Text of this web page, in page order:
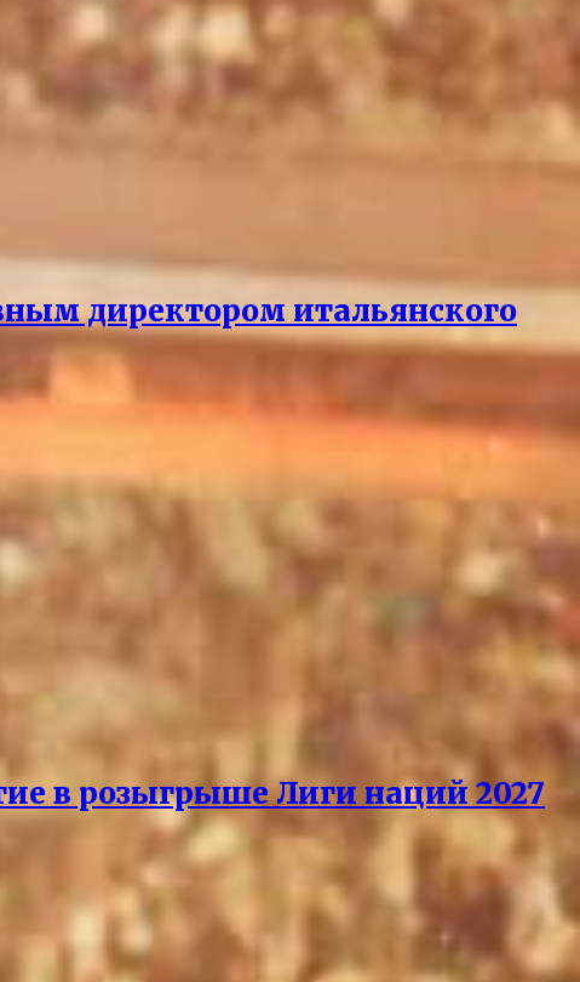
директором итальянского
в розыгрыше Лиги наций 2027